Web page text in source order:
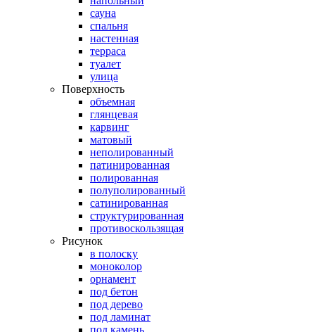
сауна
спальня
настенная
терраса
туалет
улица
Поверхность
объемная
глянцевая
карвинг
матовый
неполированный
патинированная
полированная
полуполированный
сатинированная
структурированная
противоскользящая
Рисунок
в полоску
моноколор
орнамент
под бетон
под дерево
под ламинат
под камень